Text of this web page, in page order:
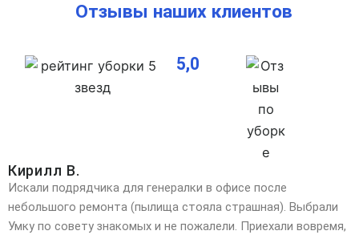
Отзывы наших клиентов
5,0
Кирилл В.
Искали подрядчика для генералки в офисе после
небольшого ремонта (пылища стояла страшная). Выбрали
Умку по совету знакомых и не пожалели. Приехали вовремя,